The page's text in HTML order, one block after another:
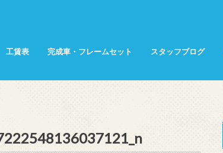
工賃表 完成車・フレームセット スタッフブログ